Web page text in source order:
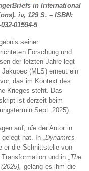
in International
iv, 129 S. – ISBN:
01594-5
seiner
Forschung und
der letzten Jahre legt
Jakupec (MLS) erneut ein
das im Kontext des
Krieges steht. Das
ist derzeit beim
Sept. 2025).
auf , die der Autor in
gelegt hat. In „Dynamics
er die Schnittstelle von
und in „The
(2025),gelang es ihm die